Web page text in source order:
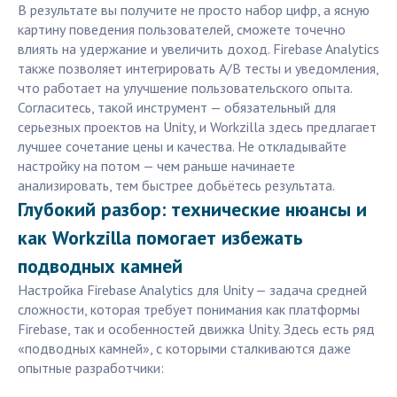
В результате вы получите не просто набор цифр, а ясную
картину поведения пользователей, сможете точечно
влиять на удержание и увеличить доход. Firebase Analytics
также позволяет интегрировать A/B тесты и уведомления,
что работает на улучшение пользовательского опыта.
Согласитесь, такой инструмент — обязательный для
серьезных проектов на Unity, и Workzilla здесь предлагает
лучшее сочетание цены и качества. Не откладывайте
настройку на потом — чем раньше начинаете
анализировать, тем быстрее добьётесь результата.
Глубокий разбор: технические нюансы и
как Workzilla помогает избежать
подводных камней
Настройка Firebase Analytics для Unity — задача средней
сложности, которая требует понимания как платформы
Firebase, так и особенностей движка Unity. Здесь есть ряд
«подводных камней», с которыми сталкиваются даже
опытные разработчики: